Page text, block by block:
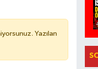
Yazılan